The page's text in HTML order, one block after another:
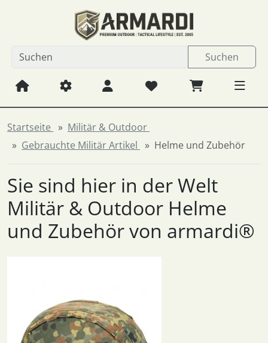
Sprungnavigation
Springe zum Inhalt Springe zur Navigation
Suchen
Startseite
Militär & Outdoor
Gebrauchte Militär Artikel
Helme und Zubehör
Sie sind hier in der Welt
Militär & Outdoor Helme
und Zubehör von armardi®